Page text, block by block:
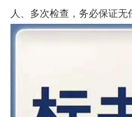
人、多次检查，务必保证无